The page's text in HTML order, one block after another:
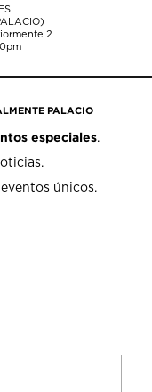
2
PALACIO
especiales.
únicos.